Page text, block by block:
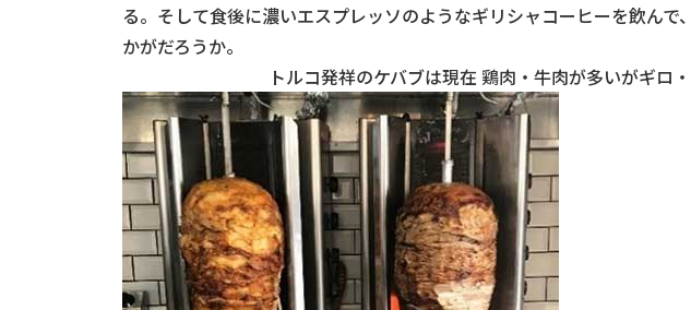
る。そして食後に濃いエスプレッソのようなギリシャコーヒーを飲ん
かがだろうか。
トルコ発祥のケバブは現在 鶏肉・牛肉が多いがギロ